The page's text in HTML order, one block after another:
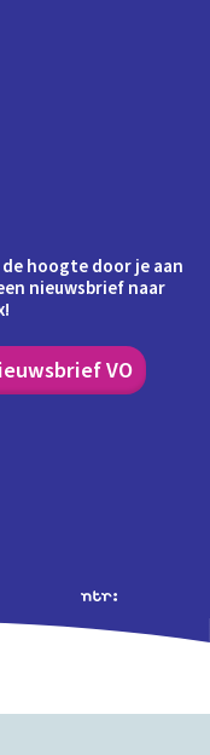
hoogte door je aan
nieuwsbrief naar
VO